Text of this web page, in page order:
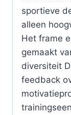
sportieve
alleen
Het frame
gemaakt
diversiteit
feedback